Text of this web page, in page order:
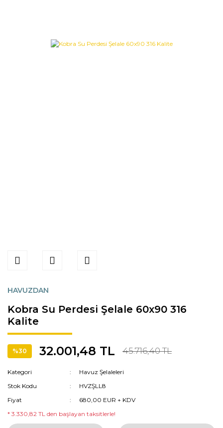
HAVUZDAN
Kobra Su Perdesi Şelale 60x90 316
Kalite
%30 32.001,48 TL 45.716,40 TL
Kategori
Havuz Şelaleleri
Stok Kodu
HVZŞLL8
Fiyat
680,00 EUR + KDV
* 3.330,82 TL den başlayan taksitlerle!